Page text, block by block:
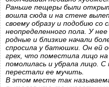
Раньше пещеры были
вошла сюда и на стене
своему образу и подобию со
неопределенного пола. У
родные и близкие начали
спросила у батюшки. Он ей
грех, что поместила лицо
помолилась и убрала лицо.
перестали ее мучить.
В этом месте так